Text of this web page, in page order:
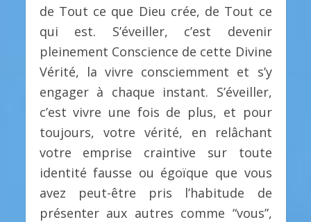
de Tout ce que Dieu crée, de Tout ce
qui est. S’éveiller, c’est devenir
pleinement Conscience de cette Divine
Vérité, la vivre consciemment et s’y
engager à chaque instant. S’éveiller,
c’est vivre une fois de plus, et pour
toujours, votre vérité, en relâchant
votre emprise craintive sur toute
identité fausse ou égoïque que vous
avez peut-être pris l’habitude de
présenter aux autres comme “vous”,